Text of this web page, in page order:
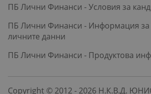
ПБ Лични Финанси - Условия за
ПБ Лични Финанси - Информация за
личните данни
ПБ Лични Финанси - Продуктова
Copyright © 2012 - 2026 Н.К.В.Д.